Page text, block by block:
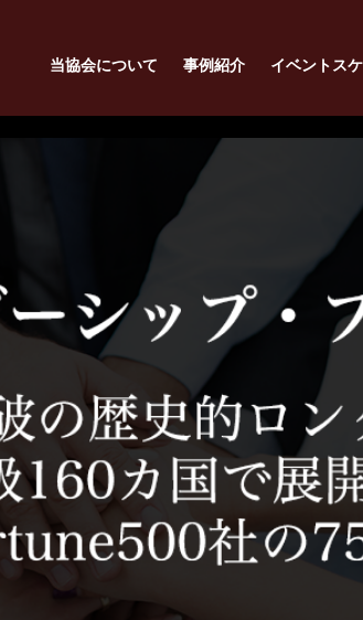
当協会について 事例紹介 イベントス